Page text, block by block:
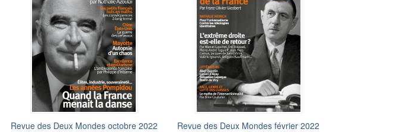
Revue des Deux Mondes octobre 2022 Revue des Deux Mondes février 2022